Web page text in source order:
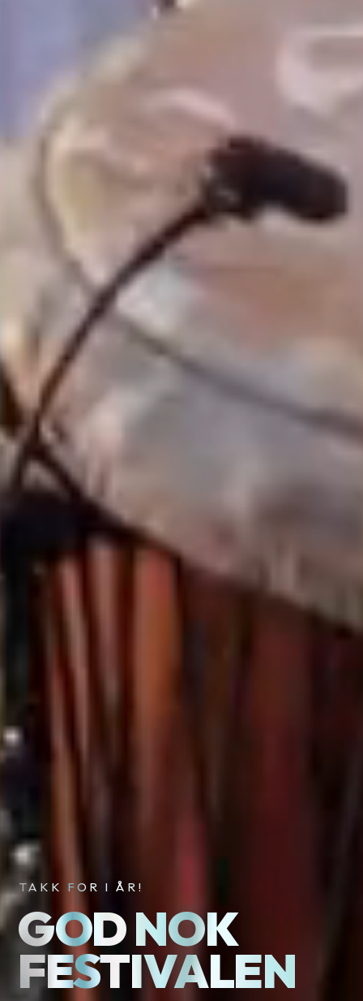
TAKK FOR I ÅR!
GOD NOK
FESTIVALEN